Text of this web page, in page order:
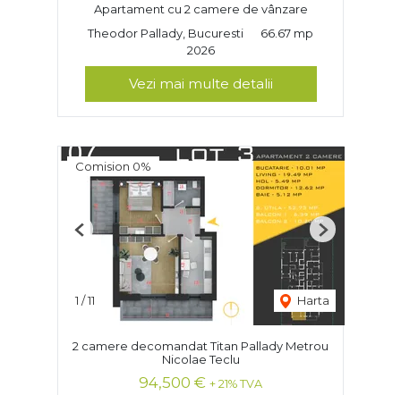
Apartament cu 2 camere de vânzare
Theodor Pallady, Bucuresti
66.67 mp
2026
Vezi mai multe detalii
Comision 0%
1 /11 Harta
Previous Next
2 camere decomandat Titan Pallady Metrou
Nicolae Teclu
94,500 € + 21% TVA